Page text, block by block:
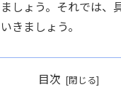
しょう。それでは、
きましょう。
目次